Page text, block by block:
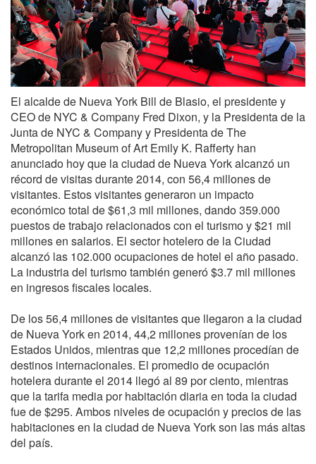
El alcalde de Nueva York Bill de Blasio, el presidente y
CEO de NYC & Company Fred Dixon, y la Presidenta de la
Junta de NYC & Company y Presidenta de The
Metropolitan Museum of Art Emily K. Rafferty han
anunciado hoy que la ciudad de Nueva York alcanzó un
récord de visitas durante 2014, con 56,4 millones de
visitantes. Estos visitantes generaron un impacto
económico total de $61,3 mil millones, dando 359.000
puestos de trabajo relacionados con el turismo y $21 mil
millones en salarios. El sector hotelero de la Ciudad
alcanzó las 102.000 ocupaciones de hotel el año pasado.
La industria del turismo también generó $3.7 mil millones
en ingresos fiscales locales.
De los 56,4 millones de visitantes que llegaron a la ciudad
de Nueva York en 2014, 44,2 millones provenían de los
Estados Unidos, mientras que 12,2 millones procedían de
destinos internacionales. El promedio de ocupación
hotelera durante el 2014 llegó al 89 por ciento, mientras
que la tarifa media por habitación diaria en toda la ciudad
fue de $295. Ambos niveles de ocupación y precios de las
habitaciones en la ciudad de Nueva York son las más altas
del país.